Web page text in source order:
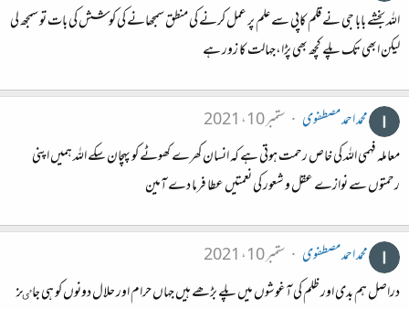
اللہ بخشے بابا جی نے قلم کاپی سے علم پر عمل کرنے کی منطق سمجھانے کی کوشش کی بات تو سمجھ لی
لیکن ابھی تک پلے کچھ بھی پڑا،جہالت کا زور ہے
محمد احمد مصطفوی
ستمبر 10، 2021
معاملہ فہمی اللہ کی خاص رحمت ہوتی ہے کہ انسان کھرے کھوٹے کو پہچان سکے اللہ ہمیں اپنی
رحمتوں سے نوازے عقل و شعور کی نعمتیں عطا فرما دے آمین
محمد احمد مصطفوی
ستمبر 10، 2021
دراصل ہم بدی اور ظلم کی آغوشوں میں پلے بڑھے ہیں جہاں حرام اور حلال دونوں کو ہی جاٸز